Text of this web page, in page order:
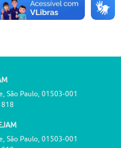
São Paulo, 01503-001
São Paulo, 01503-001